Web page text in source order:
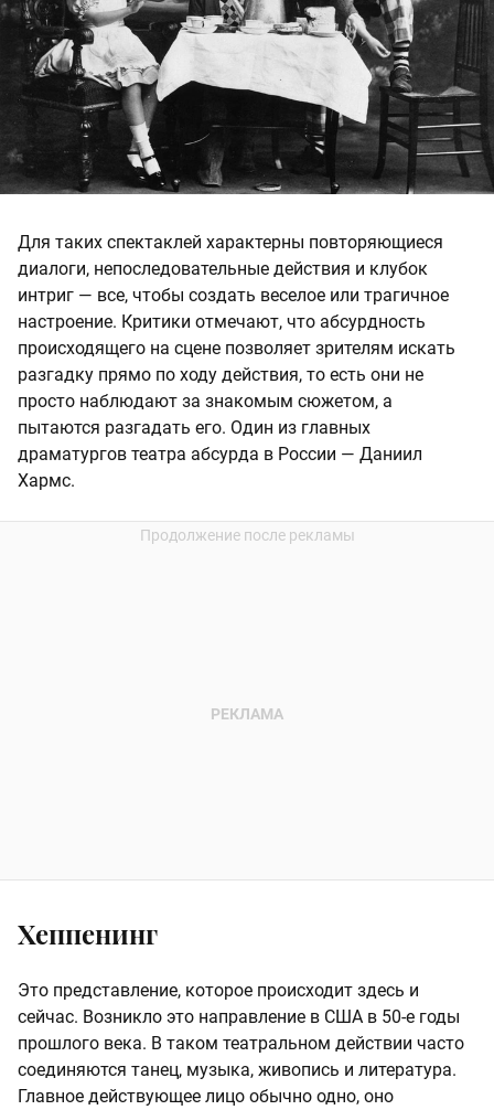
Для таких спектаклей характерны повторяющиеся
диалоги, непоследовательные действия и клубок
интриг — все, чтобы создать веселое или трагичное
настроение. Критики отмечают, что абсурдность
происходящего на сцене позволяет зрителям искать
разгадку прямо по ходу действия, то есть они не
просто наблюдают за знакомым сюжетом, а
пытаются разгадать его. Один из главных
драматургов театра абсурда в России — Даниил
Хармс.
Хеппенинг
Это представление, которое происходит здесь и
сейчас. Возникло это направление в США в 50-е годы
прошлого века. В таком театральном действии часто
соединяются танец, музыка, живопись и литература.
Главное действующее лицо обычно одно, оно